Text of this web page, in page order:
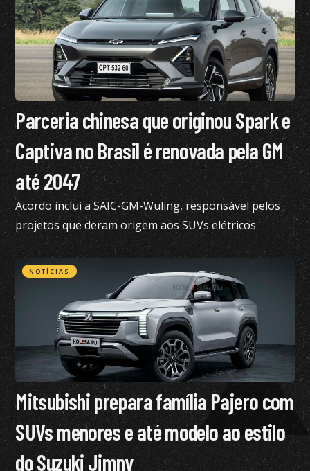
Parceria chinesa que originou Spark e
Captiva no Brasil é renovada pela GM
até 2047
Acordo inclui a SAIC-GM-Wuling, responsável pelos
projetos que deram origem aos SUVs elétricos
vendidos atualmente no Brasil
NOTÍCIAS
Mitsubishi prepara família Pajero com
SUVs menores e até modelo ao estilo
do Suzuki Jimny